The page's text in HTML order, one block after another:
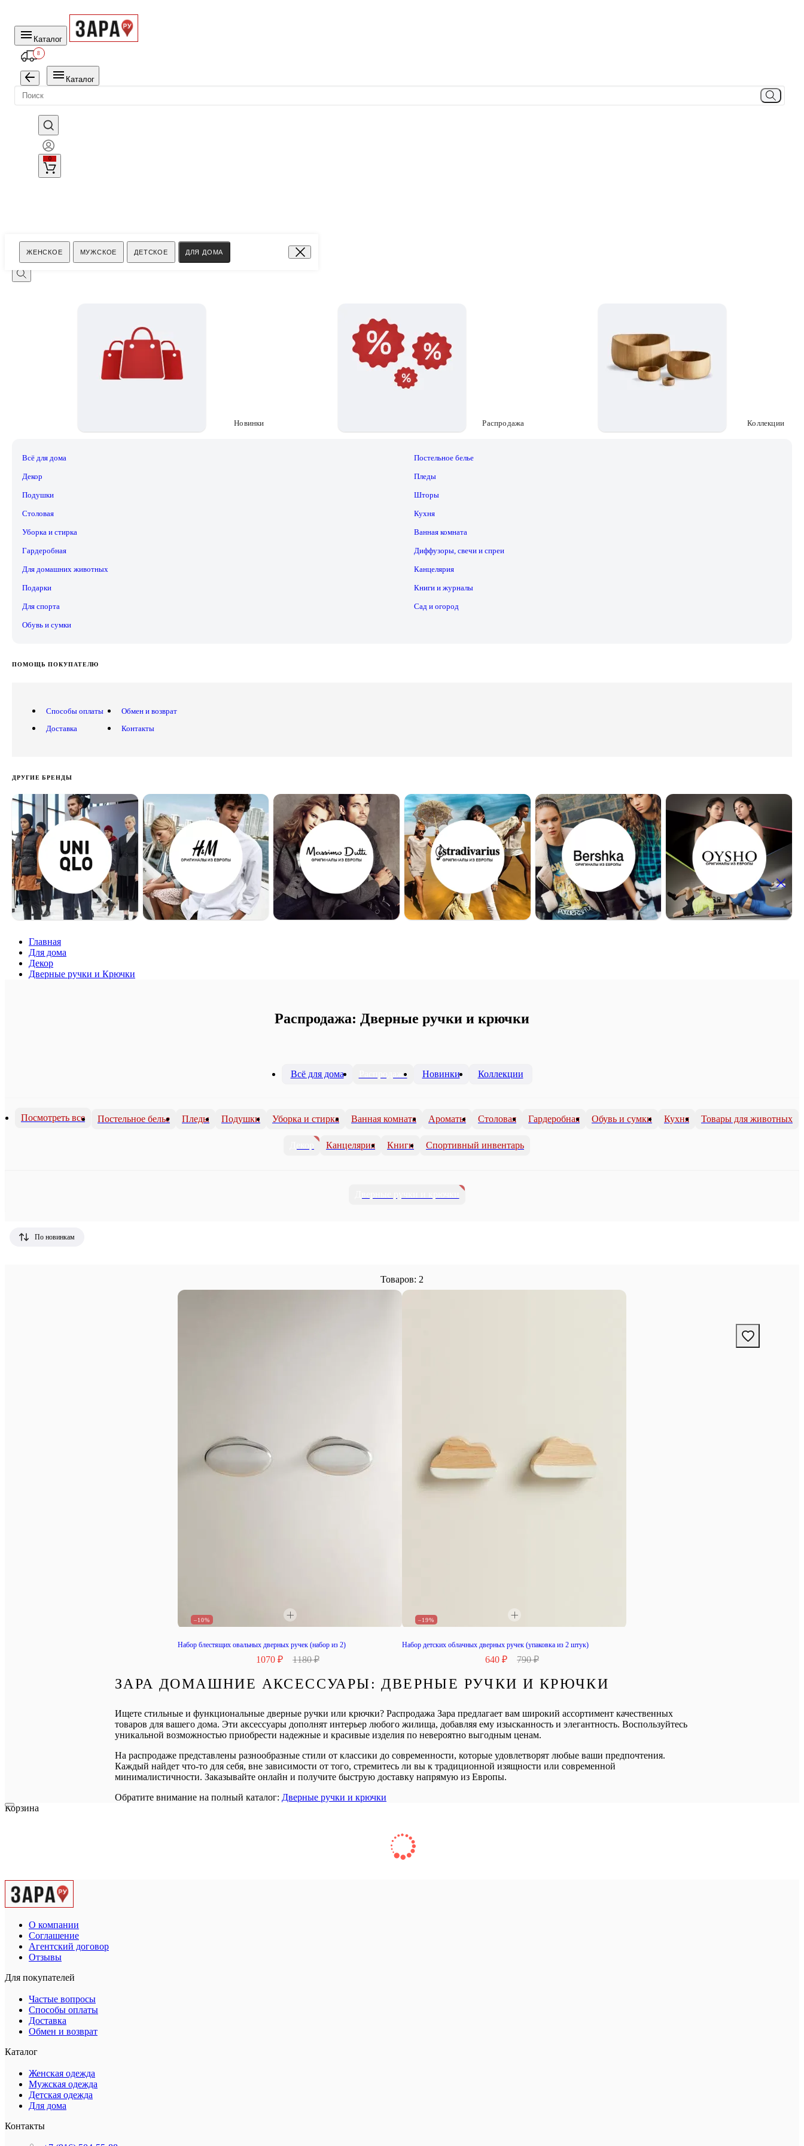
Каталог
8
Каталог
0
ЖЕНСКОЕ МУЖСКОЕ ДЕТСКОЕ ДЛЯ ДОМА
Поиск
Новинки Распродажа Коллекции
Всё для дома Постельное белье
Декор Пледы
Подушки Шторы
Столовая Кухня
Уборка и стирка Ванная комната
Гардеробная Диффузоры, свечи и спреи
Для домашних животных Канцелярия
Подарки Книги и журналы
Для спорта Сад и огород
Обувь и сумки
ПОМОЩЬ ПОКУПАТЕЛЮ
Способы оплаты
Доставка
Обмен и возврат
Контакты
ДРУГИЕ БРЕНДЫ
Главная
Для дома
Декор
Дверные ручки и Крючки
Распродажа: Дверные ручки и крючки
Всё для дома Распродажа Новинки Коллекции
Посмотреть все Постельное белье Пледы Подушки Уборка и стирка Ванная комната Ароматы Столовая Гардеробная Обувь и сумки Кухня Товары для животных
Канцелярия Книги Спортивный инвентарь
По новинкам
Товаров: 2
–10%
Набор блестящих овальных дверных ручек (набор из 2)
1070 ₽ 1180 ₽
–19%
Набор детских облачных дверных ручек (упаковка из 2 штук)
640 ₽ 790 ₽
ЗАРА ДОМАШНИЕ АКСЕССУАРЫ: ДВЕРНЫЕ РУЧКИ И КРЮЧКИ
Ищете стильные и функциональные дверные ручки или крючки? Распродажа Зара предлагает вам широкий ассортимент качественных
товаров для вашего дома. Эти аксессуары дополнят интерьер любого жилища, добавляя ему изысканность и элегантность. Воспользуйтесь
уникальной возможностью приобрести надежные и красивые изделия по невероятно выгодным ценам.
На распродаже представлены разнообразные стили от классики до современности, которые удовлетворят любые ваши предпочтения.
Каждый найдет что-то для себя, вне зависимости от того, стремитесь ли вы к традиционной изящности или современной
минималистичности. Заказывайте онлайн и получите быструю доставку напрямую из Европы.
Обратите внимание на полный каталог: Дверные ручки и крючки
Корзина
О компании
Соглашение
Агентский договор
Отзывы
Для покупателей
Частые вопросы
Способы оплаты
Доставка
Обмен и возврат
Каталог
Женская одежда
Мужская одежда
Детская одежда
Для дома
Контакты